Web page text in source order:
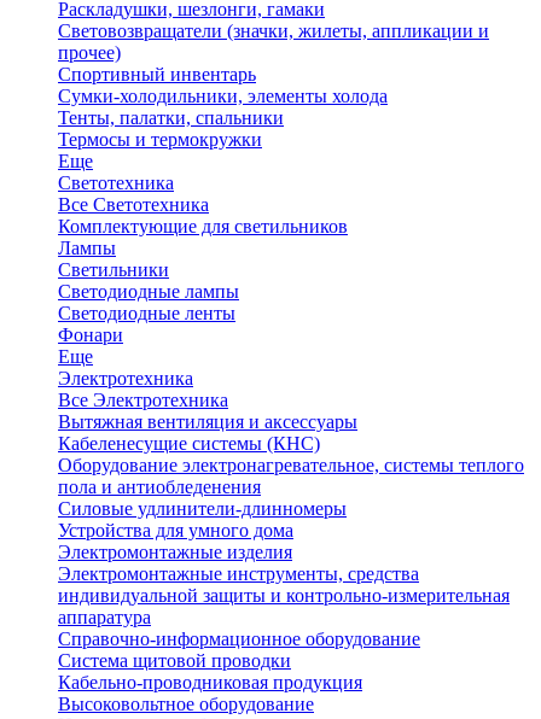
Раскладушки, шезлонги, гамаки
Световозвращатели (значки, жилеты, аппликации и
прочее)
Спортивный инвентарь
Сумки-холодильники, элементы холода
Тенты, палатки, спальники
Термосы и термокружки
Еще
Светотехника
Все Светотехника
Комплектующие для светильников
Лампы
Светильники
Светодиодные лампы
Светодиодные ленты
Фонари
Еще
Электротехника
Все Электротехника
Вытяжная вентиляция и аксессуары
Кабеленесущие системы (КНС)
Оборудование электронагревательное, системы теплого
пола и антиобледенения
Силовые удлинители-длинномеры
Устройства для умного дома
Электромонтажные изделия
Электромонтажные инструменты, средства
индивидуальной защиты и контрольно-измерительная
аппаратура
Справочно-информационное оборудование
Система щитовой проводки
Кабельно-проводниковая продукция
Высоковольтное оборудование